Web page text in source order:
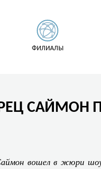
ФИЛИАЛЫ
вошел в жюри